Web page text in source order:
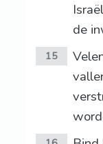
de
15